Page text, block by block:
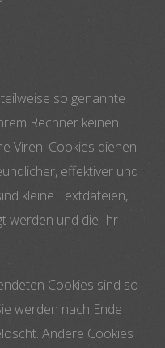
so genannte
Rechner keinen
Viren. Cookies dienen
effektiver und
kleine Textdateien,
werden und die Ihr
Cookies sind so
werden nach Ende
Andere Cookies